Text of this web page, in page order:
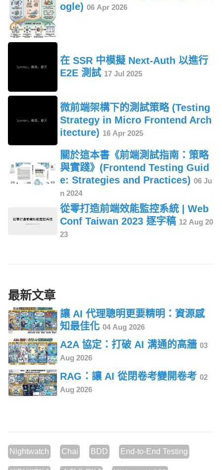
ogle) 06 Apr 2026
在 SSR 中模擬 Next-Auth 以進行
E2E 測試 17 Jul 2025
微前端架構下的測試策略 (Testing
Strategy in Micro Frontend Arch
itecture) 16 Apr 2025
關於這本書《前端測試指南：策略
與實踐》(Frontend Testing Guid
e: Strategies and Practices) 06 Ju
n 2024
從零打造前端效能監控系統 | Web
Conf Taiwan 2023 逐字稿 12 Aug 20
23
最新文章
讓 AI 代理聰明更要精明：資源感
知最佳化 04 Aug 2026
A2A 協定：打破 AI 溝通的高牆 03
Aug 2026
RAG：讓 AI 從閉卷考變開卷考 02
Aug 2026
Nightwatch Chai BDD End-to-End Testing